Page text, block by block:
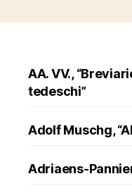
AA. VV.,
tedeschi”
Adolf Muschg,
Adriaens-